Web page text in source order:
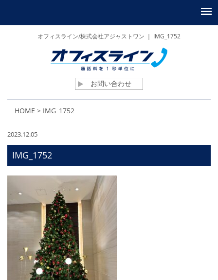
オフィスライン/株式会社アジャストワン ｜ IMG_1752
お問い合わせ
HOME > IMG_1752
2023.12.05
IMG_1752